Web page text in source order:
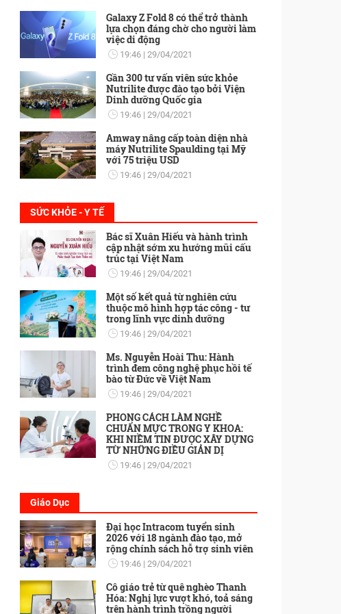
Galaxy Z Fold 8 có thể trở thành
lựa chọn đáng chờ cho người làm
việc di động
19:46 29/04/2021
Gần 300 tư vấn viên sức khỏe
Nutrilite được đào tạo bởi Viện
Dinh dưỡng Quốc gia
19:46 29/04/2021
Amway nâng cấp toàn diện nhà
máy Nutrilite Spaulding tại Mỹ
với 75 triệu USD
19:46 29/04/2021
SỨC KHỎE - Y TẾ
Bác sĩ Xuân Hiếu và hành trình
cập nhật sớm xu hướng mũi cấu
trúc tại Việt Nam
19:46 29/04/2021
Một số kết quả từ nghiên cứu
thuộc mô hình hợp tác công - tư
trong lĩnh vực dinh dưỡng
19:46 29/04/2021
Ms. Nguyễn Hoài Thu: Hành
trình đem công nghệ phục hồi tế
bào từ Đức về Việt Nam
19:46 29/04/2021
PHONG CÁCH LÀM NGHỀ
CHUẨN MỰC TRONG Y KHOA:
KHI NIỀM TIN ĐƯỢC XÂY DỰNG
TỪ NHỮNG ĐIỀU GIẢN DỊ
19:46 29/04/2021
Giáo Dục
Đại học Intracom tuyển sinh
2026 với 18 ngành đào tạo, mở
rộng chính sách hỗ trợ sinh viên
19:46 29/04/2021
Cô giáo trẻ từ quê nghèo Thanh
Hóa: Nghị lực vượt khó, toả sáng
trên hành trình trồng người